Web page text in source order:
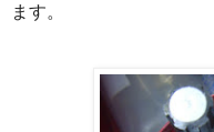
ます。